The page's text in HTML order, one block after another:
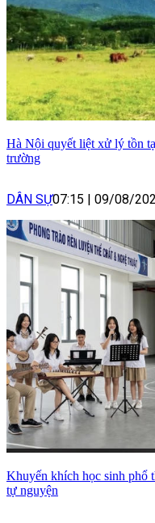
Hà Nội quyết liệt xử lý tồn
trường
DÂN SỰ07:15 09/08/
Khuyến khích học sinh phổ
tự nguyện